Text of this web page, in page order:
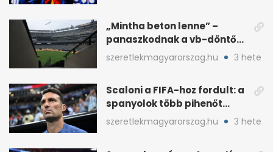
„Mintha beton lenne” –
panaszkodnak a vb-döntő
MetLife-pályájára
szeretlekmagyarorszag.hu 3 hete
Scaloni a FIFA-hoz fordult: a
spanyolok több pihenőt
kaptak a vb-döntőre
szeretlekmagyarorszag.hu 3 hete